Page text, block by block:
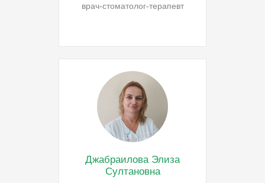
врач-стоматолог-терапевт
Джабраилова Элиза
Султановна